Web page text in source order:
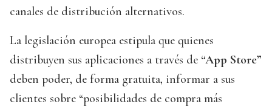
canales de distribución alternativos.
La legislación europea estipula que quienes
distribuyen sus aplicaciones a través de “App Store”
deben poder, de forma gratuita, informar a sus
clientes sobre “posibilidades de compra más